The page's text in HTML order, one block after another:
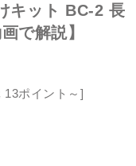
キット BC-2 長
で解説】
13ポイント～]